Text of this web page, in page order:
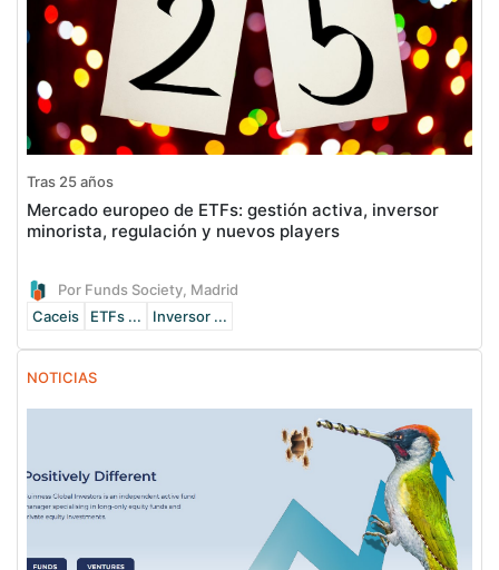
Tras 25 años
Mercado europeo de ETFs: gestión activa, inversor
minorista, regulación y nuevos players
Por Funds Society, Madrid
Caceis
ETFs ... Inversor ...
NOTICIAS